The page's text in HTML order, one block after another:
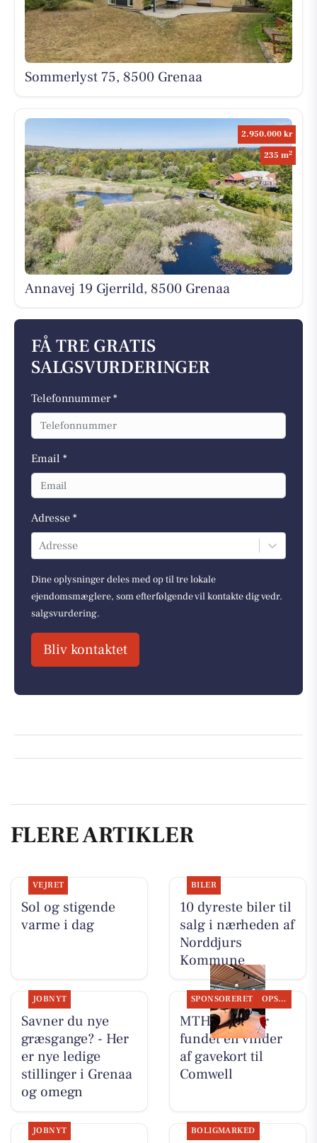
Sommerlyst 75, 8500 Grenaa
2.950.000 kr
235 m2
Annavej 19 Gjerrild, 8500 Grenaa
FÅ TRE GRATIS
SALGSVURDERINGER
Telefonnummer *
Email *
Adresse *
Adresse
Dine oplysninger deles med op til tre lokale
ejendomsmæglere, som efterfølgende vil kontakte dig vedr.
salgsvurdering.
Bliv kontaktet
FLERE ARTIKLER
VEJRET
Sol og stigende
varme i dag
BILER
10 dyreste biler til
salg i nærheden af
Norddjurs
Kommune
JOBNYT
Savner du nye
græsgange? - Her
er nye ledige
stillinger i Grenaa
og omegn
SPONSORERET OPSLAGSTAVLEN
MTH Biler har
fundet en vinder
af gavekort til
Comwell
JOBNYT BOLIGMARKED